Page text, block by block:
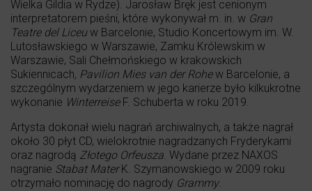
Wielka Gildia w Rydze). Jarosław Bręk jest cenionym
interpretatorem pieśni, które wykonywał m. in. w Gran
Teatre del Liceuw Barcelonie, Studio Koncertowym im. W.
Lutosławskiego w Warszawie, Zamku Królewskim w
Warszawie, Sali Chełmońskiego w krakowskich
Sukiennicach, Pavilion Mies van der Rohew Barcelonie, a
szczególnym wydarzeniem w jego karierze było kilkukrotne
wykonanie WinterreiseF. Schuberta w roku 2019.
Artysta dokonał wielu nagrań archiwalnych, a także nagrał
około 30 płyt CD, wielokrotnie nagradzanych Fryderykami
oraz nagrodą Złotego Orfeusza. Wydane przez NAXOS
nagranie Stabat Mater K. Szymanowskiego w 2009 roku
otrzymało nominację do nagrody Grammy.